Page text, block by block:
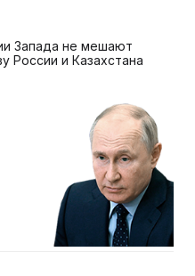
Запада не мешают
России и Казахстана